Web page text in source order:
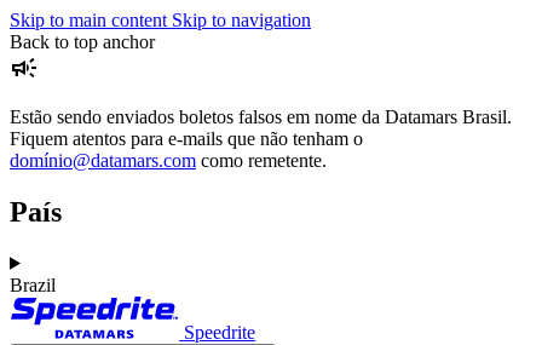
Skip to main content Skip to navigation
Back to top anchor
campaign
Estão sendo enviados boletos falsos em nome da Datamars Brasil.
Fiquem atentos para e-mails que não tenham o
domínio@datamars.com como remetente.
País
Brazil
Speedrite